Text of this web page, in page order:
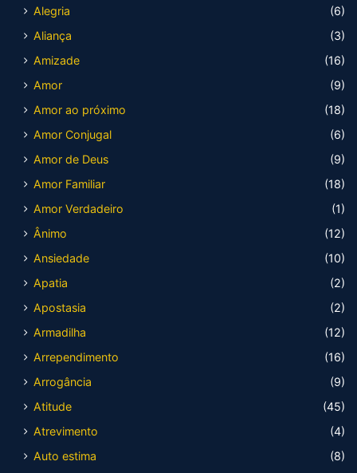
Alegria
(6)
Aliança
(3)
Amizade
(16)
Amor
(9)
Amor ao próximo
(18)
Amor Conjugal
(6)
Amor de Deus
(9)
Amor Familiar
(18)
Amor Verdadeiro
(1)
Ânimo
(12)
Ansiedade
(10)
Apatia
(2)
Apostasia
(2)
Armadilha
(12)
Arrependimento
(16)
Arrogância
(9)
Atitude
(45)
Atrevimento
(4)
Auto estima
(8)